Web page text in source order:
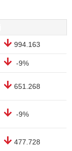
994.163
-9%
651.268
-9%
477.728